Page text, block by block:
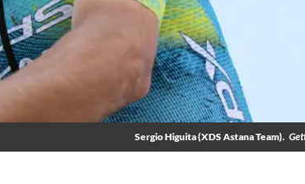
Sergio Higuita (XDS Astana Team).